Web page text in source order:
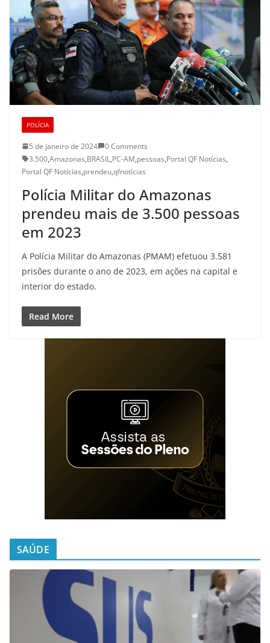
POLÍCIA
5 de janeiro de 2024
0 Comments
3.500,Amazonas,BRASIL,PC-AM,pessoas,Portal QF Notícias,
Portal QF Noticías,prendeu,qfnotícias
Polícia Militar do Amazonas
prendeu mais de 3.500 pessoas
em 2023
A Polícia Militar do Amazonas (PMAM) efetuou 3.581
prisões durante o ano de 2023, em ações na capital e
interior do estado.
Read More
SAÚDE